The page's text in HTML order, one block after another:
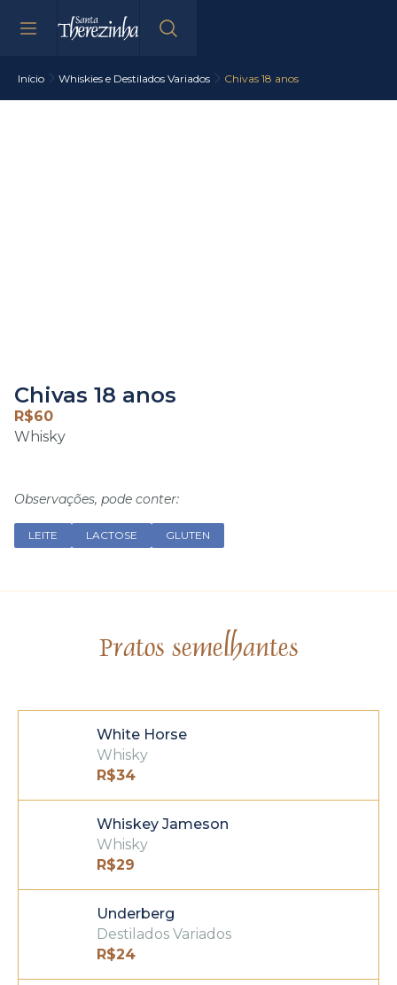
Início Whiskies e Destilados Variados Chivas 18 anos
Chivas 18 anos
R$60
Whisky
Observações, pode conter:
LEITE LACTOSE GLUTEN
Pratos semelhantes
White Horse
Whisky
R$34
Whiskey Jameson
Whisky
R$29
Underberg
Destilados Variados
R$24